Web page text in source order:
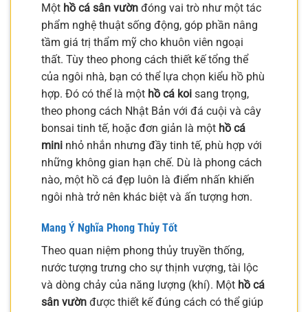
Một hồ cá sân vườn đóng vai trò như một tác
phẩm nghệ thuật sống động, góp phần nâng
tầm giá trị thẩm mỹ cho khuôn viên ngoại
thất. Tùy theo phong cách thiết kế tổng thể
của ngôi nhà, bạn có thể lựa chọn kiểu hồ phù
hợp. Đó có thể là một hồ cá koi sang trọng,
theo phong cách Nhật Bản với đá cuội và cây
bonsai tinh tế, hoặc đơn giản là một hồ cá
mini nhỏ nhắn nhưng đầy tinh tế, phù hợp với
những không gian hạn chế. Dù là phong cách
nào, một hồ cá đẹp luôn là điểm nhấn khiến
ngôi nhà trở nên khác biệt và ấn tượng hơn.
Mang Ý Nghĩa Phong Thủy Tốt
Theo quan niệm phong thủy truyền thống,
nước tượng trưng cho sự thịnh vượng, tài lộc
và dòng chảy của năng lượng (khí). Một hồ cá
sân vườn được thiết kế đúng cách có thể giúp